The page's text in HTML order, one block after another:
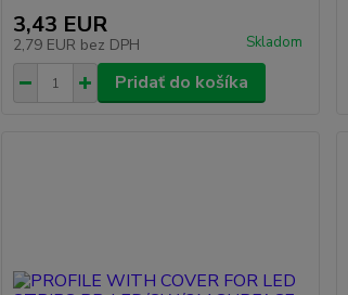
3,43 EUR
2,79 EUR bez DPH Skladom
Pridať do košíka